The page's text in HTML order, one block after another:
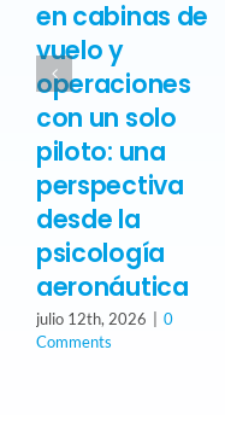
en cabinas de
vuelo y
operaciones
con un solo
piloto: una
perspectiva
desde la
psicología
aeronáutica
julio 12th, 2026
0
Comments